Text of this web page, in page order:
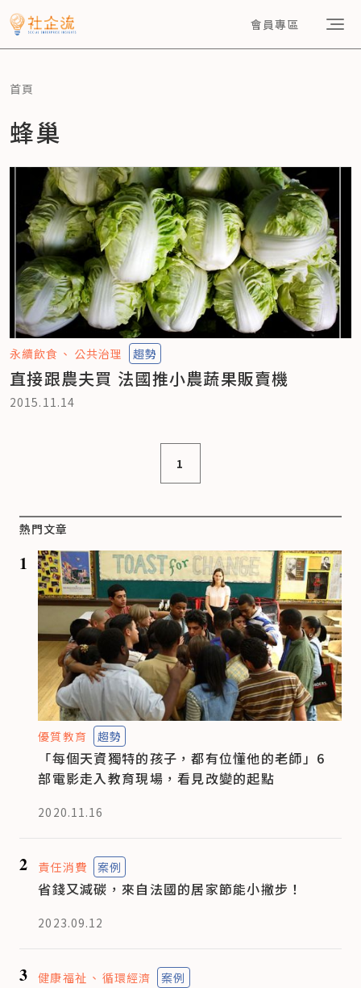
會員專區
首頁
蜂巢
永續飲食 公共治理 趨勢
直接跟農夫買 法國推小農蔬果販賣機
2015.11.14
1
熱門文章
1
優質教育 趨勢
「每個天資獨特的孩子，都有位懂他的老師」6
部電影走入教育現場，看見改變的起點
2020.11.16
2 責任消費 案例
省錢又減碳，來自法國的居家節能小撇步！
2023.09.12
3 健康福祉 循環經濟 案例